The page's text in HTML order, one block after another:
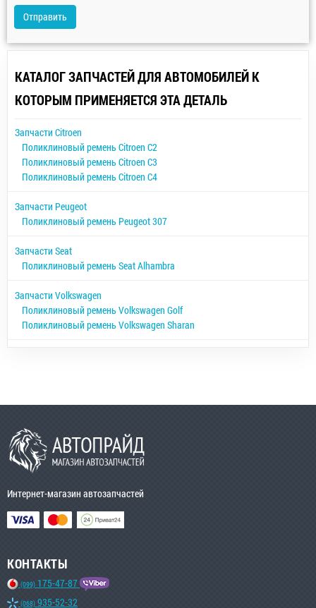
Отправить
КАТАЛОГ ЗАПЧАСТЕЙ ДЛЯ АВТОМОБИЛЕЙ К
КОТОРЫМ ПРИМЕНЯЕТСЯ ЭТА ДЕТАЛЬ
Запчасти Citroen
Поликлиновый ремень Citroen C2
Поликлиновый ремень Citroen C3
Поликлиновый ремень Citroen C4
Запчасти Peugeot
Поликлиновый ремень Peugeot 307
Запчасти Seat
Поликлиновый ремень Seat Alhambra
Запчасти Volkswagen
Поликлиновый ремень Volkswagen Golf
Поликлиновый ремень Volkswagen Sharan
Интернет-магазин автозапчастей
КОНТАКТЫ
(099) 175-47-87
(068) 935-52-32